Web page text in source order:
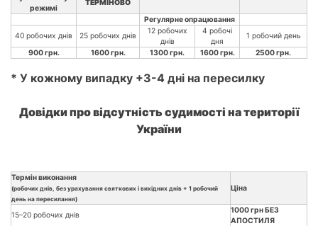
режимі
ТЕРМІНОВО
Регулярне опрацювання
40 робочих днів
25 робочих днів
12 робочих
днів
4 робочі
дня
1 робочий день
900 грн.
1600 грн. 1300 грн. 1600 грн. 2500 грн.
* У кожному випадку +3-4 дні на пересилку
Довідки про відсутність судимості на території
України
Термін виконання
(робочих днів, без урахування святкових і вихідних днів + 1 робочий
день на пересилання)
Ціна
15–20 робочих днів
1000 грн БЕЗ
АПОСТИЛЯ